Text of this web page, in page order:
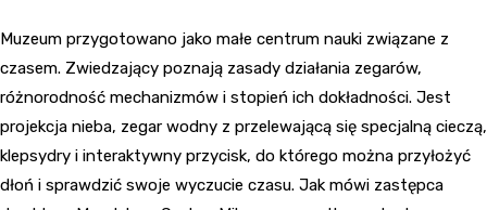
Muzeum przygotowano jako małe centrum nauki związane z
czasem. Zwiedzający poznają zasady działania zegarów,
różnorodność mechanizmów i stopień ich dokładności. Jest
projekcja nieba, zegar wodny z przelewającą się specjalną cieczą,
klepsydry i interaktywny przycisk, do którego można przyłożyć
dłoń i sprawdzić swoje wyczucie czasu. Jak mówi zastępca